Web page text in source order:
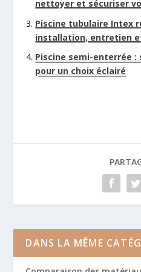
nettoyer et sécuriser
Piscine tubulaire Intex
installation, entretien
Piscine semi-enterrée
pour un choix éclairé
DANS LA MÊME